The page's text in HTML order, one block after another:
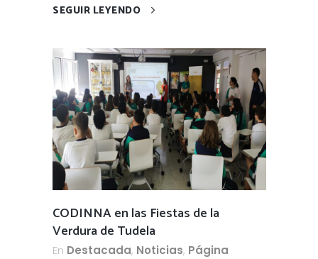
SEGUIR LEYENDO
CODINNA en las Fiestas de la
Verdura de Tudela
En Destacada, Noticias, Página